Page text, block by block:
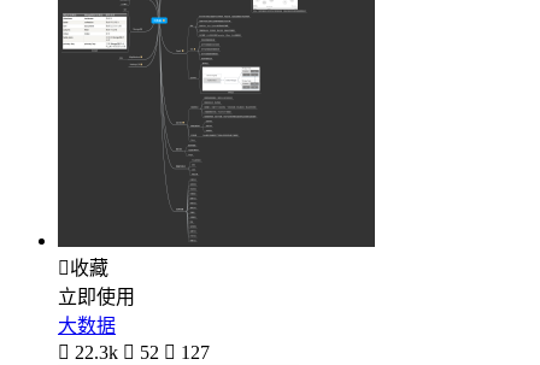
收藏
立即使用
大数据
 22.3k  52  127